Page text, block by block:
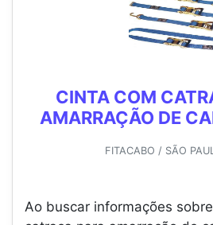
CINTA COM
AMARRAÇÃO DE
FITACABO / SÃO
Ao buscar informações